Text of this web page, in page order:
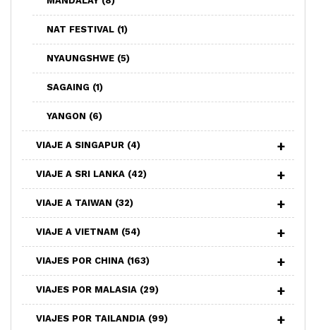
NAT FESTIVAL (1)
NYAUNGSHWE (5)
SAGAING (1)
YANGON (6)
VIAJE A SINGAPUR (4)
VIAJE A SRI LANKA (42)
VIAJE A TAIWAN (32)
VIAJE A VIETNAM (54)
VIAJES POR CHINA (163)
VIAJES POR MALASIA (29)
VIAJES POR TAILANDIA (99)